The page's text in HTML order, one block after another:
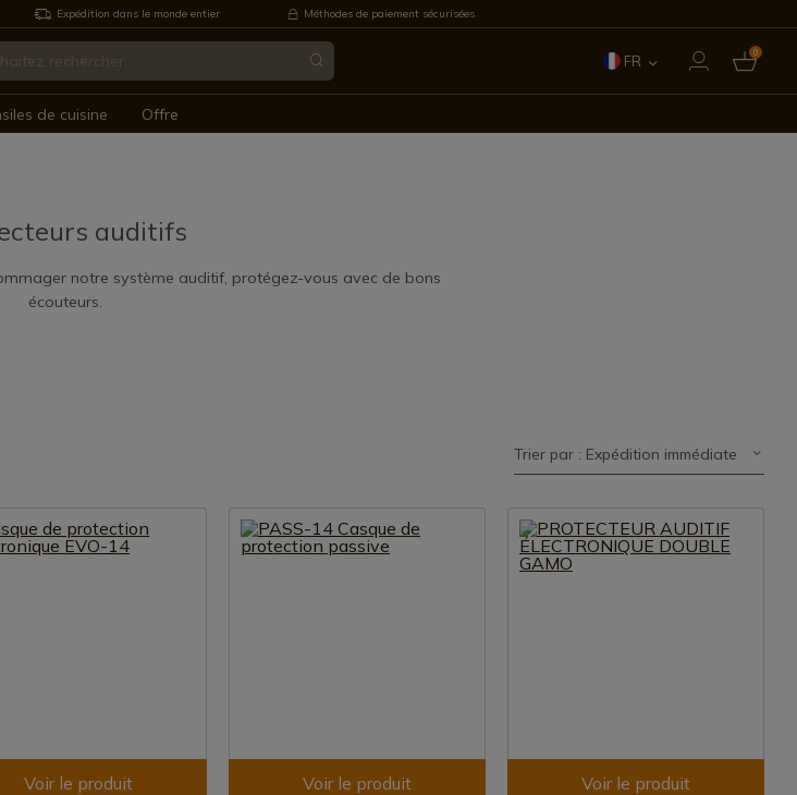
Expédition dans le monde entier Méthodes de paiement sécurisées
FR 0
de cuisine Offre
auditifs
notre système auditif, protégez-vous avec de bons
écouteurs.
Trier par : Expédition immédiate
Voir le produit Voir le produit Voir le produit